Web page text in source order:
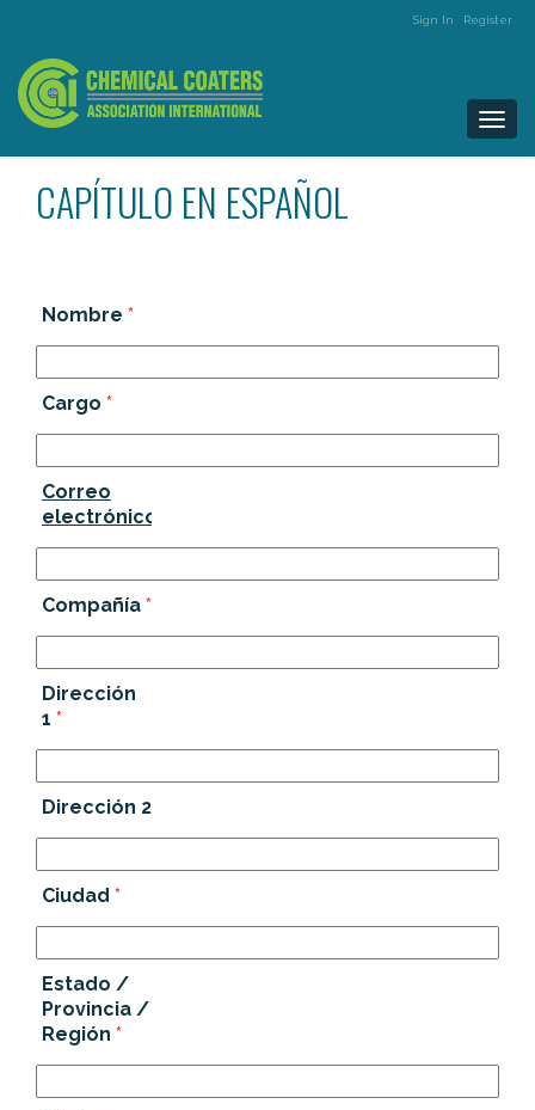
Sign In Register
CAPÍTULO EN ESPAÑOL
Nombre *
Cargo *
Correo
electrónico
Compañía *
Dirección
1 *
Dirección 2
Ciudad *
Estado /
Provincia /
Región *